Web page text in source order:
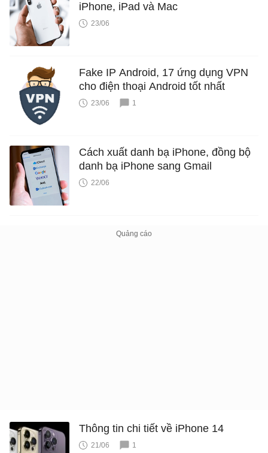
iPhone, iPad và Mac
23/06
Fake IP Android, 17 ứng dụng VPN
cho điện thoại Android tốt nhất
23/06 1
Cách xuất danh bạ iPhone, đồng bộ
danh bạ iPhone sang Gmail
22/06
Thông tin chi tiết về iPhone 14
21/06 1